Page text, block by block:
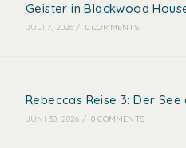
Geister in Blackwood
JULI 7, 2026 / 0 COMMENTS
Rebeccas Reise 3: Der See
JUNI 30, 2026 / 0 COMMENTS